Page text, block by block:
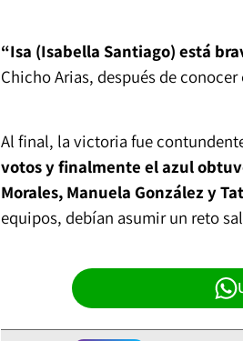
“Isa (Isabella Santiago) está
Chicho Arias, después de
Al final, la victoria fue
votos y finalmente el azul
Morales, Manuela González y
equipos, debían asumir un reto